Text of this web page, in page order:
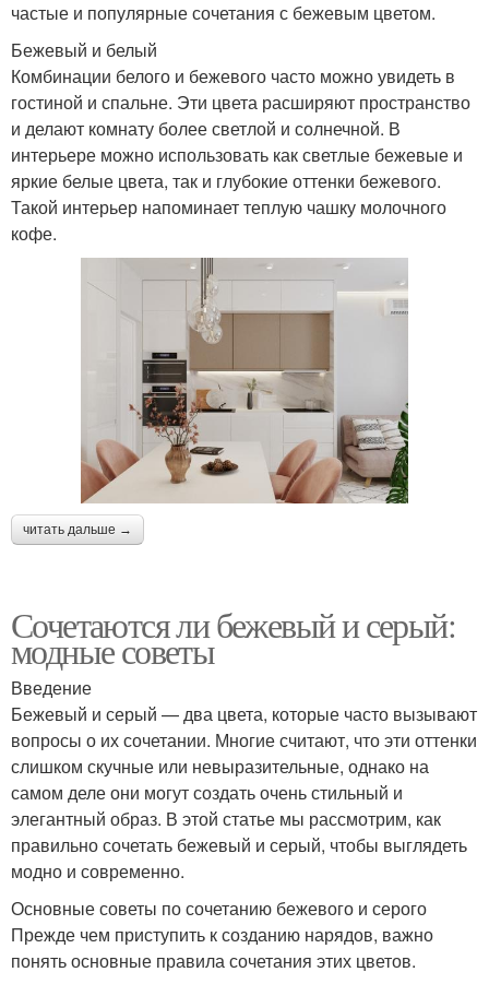
частые и популярные сочетания с бежевым цветом.
Бежевый и белый
Комбинации белого и бежевого часто можно увидеть в
гостиной и спальне. Эти цвета расширяют пространство
и делают комнату более светлой и солнечной. В
интерьере можно использовать как светлые бежевые и
яркие белые цвета, так и глубокие оттенки бежевого.
Такой интерьер напоминает теплую чашку молочного
кофе.
читать дальше →
Сочетаются ли бежевый и серый:
модные советы
Введение
Бежевый и серый — два цвета, которые часто вызывают
вопросы о их сочетании. Многие считают, что эти оттенки
слишком скучные или невыразительные, однако на
самом деле они могут создать очень стильный и
элегантный образ. В этой статье мы рассмотрим, как
правильно сочетать бежевый и серый, чтобы выглядеть
модно и современно.
Основные советы по сочетанию бежевого и серого
Прежде чем приступить к созданию нарядов, важно
понять основные правила сочетания этих цветов.